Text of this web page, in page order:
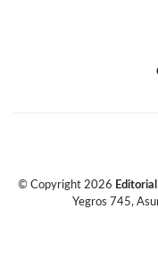
© Copyright 2026
Yegros 745,